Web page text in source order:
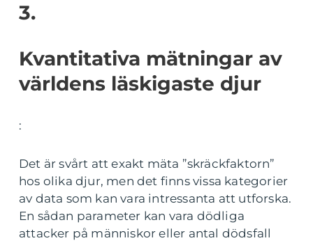
3.
Kvantitativa mätningar av
världens läskigaste djur
:
Det är svårt att exakt mäta ”skräckfaktorn”
hos olika djur, men det finns vissa kategorier
av data som kan vara intressanta att utforska.
En sådan parameter kan vara dödliga
attacker på människor eller antal dödsfall